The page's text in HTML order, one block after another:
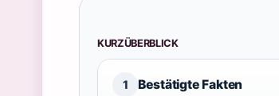
KURZÜBERBLICK
1 Bestätigte Fakten